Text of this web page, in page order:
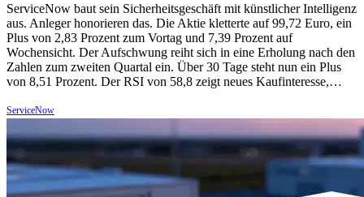
ServiceNow baut sein Sicherheitsgeschäft mit künstlicher Intelligenz
aus. Anleger honorieren das. Die Aktie kletterte auf 99,72 Euro, ein
Plus von 2,83 Prozent zum Vortag und 7,39 Prozent auf
Wochensicht. Der Aufschwung reiht sich in eine Erholung nach den
Zahlen zum zweiten Quartal ein. Über 30 Tage steht nun ein Plus
von 8,51 Prozent. Der RSI von 58,8 zeigt neues Kaufinteresse,…
ServiceNow